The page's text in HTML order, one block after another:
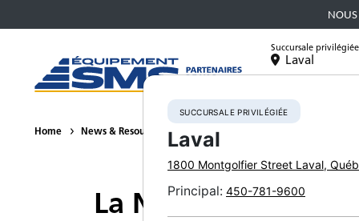
Succursale privilégiée
Laval
Home News & Resources Press Releases La
La Nouvelle
SUCCURSALE PRIVILÉGIÉE
Laval
1800 Montgolfier Street Laval,
Principal: 450-781-9600